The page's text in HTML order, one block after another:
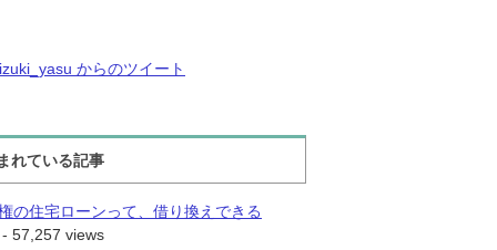
からのツイート
れている記事
の住宅ローンって、借り換えできる
57,257 views